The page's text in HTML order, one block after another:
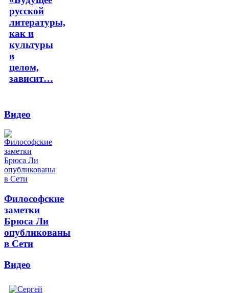
русской
литературы,
как и
культуры
в
целом,
зависит…
Видео
Философские
заметки
Брюса Ли
опубликованы
в Сети
Видео